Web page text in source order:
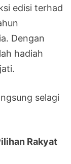
edisi terhad
Dengan
hadiah
selagi
Rakyat